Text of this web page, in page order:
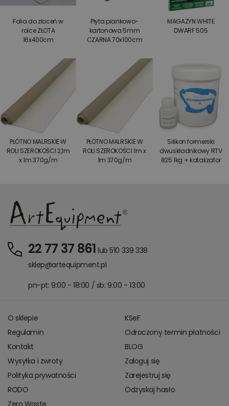
Folia do złoceń w
rolce ZŁOTA
16x400cm
Płyta piankowo-
kartonowa 5mm
CZARNA 70x100cm
MAGAZYN WHITE
DWARF 505
PŁÓTNO MALRSKIE W
ROLI SZEROKOŚCI 2,1m
x 1m 370g/m
PŁÓTNO MALRSKIE W
ROLI SZEROKOŚCI 1m x
1m 370g/m
Silikon formerski
dwuskładnikowy RTV
825 1kg + katalizator
22 77 37 861 lub 510 339 338
sklep@artequipment.pl
pn-pt: 9:00 - 18:00 / sb: 9:00 - 13:00
O sklepie
Regulamin
Kontakt
Wysyłka i zwroty
Polityka prywatności
RODO
Zero Waste
KSeF
Odroczony termin płatności
BLOG
Zaloguj się
Zarejestruj się
Odzyskaj hasło